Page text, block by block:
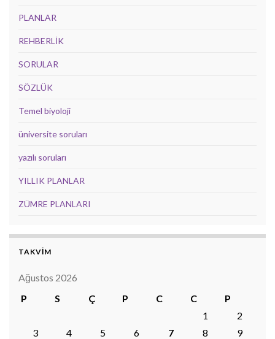
PLANLAR
REHBERLİK
SORULAR
SÖZLÜK
Temel biyoloji
üniversite soruları
yazılı soruları
YILLIK PLANLAR
ZÜMRE PLANLARI
TAKVİM
Ağustos 2026
P
S Ç P C C
P
1
2
3
4 5 6 7 8
9